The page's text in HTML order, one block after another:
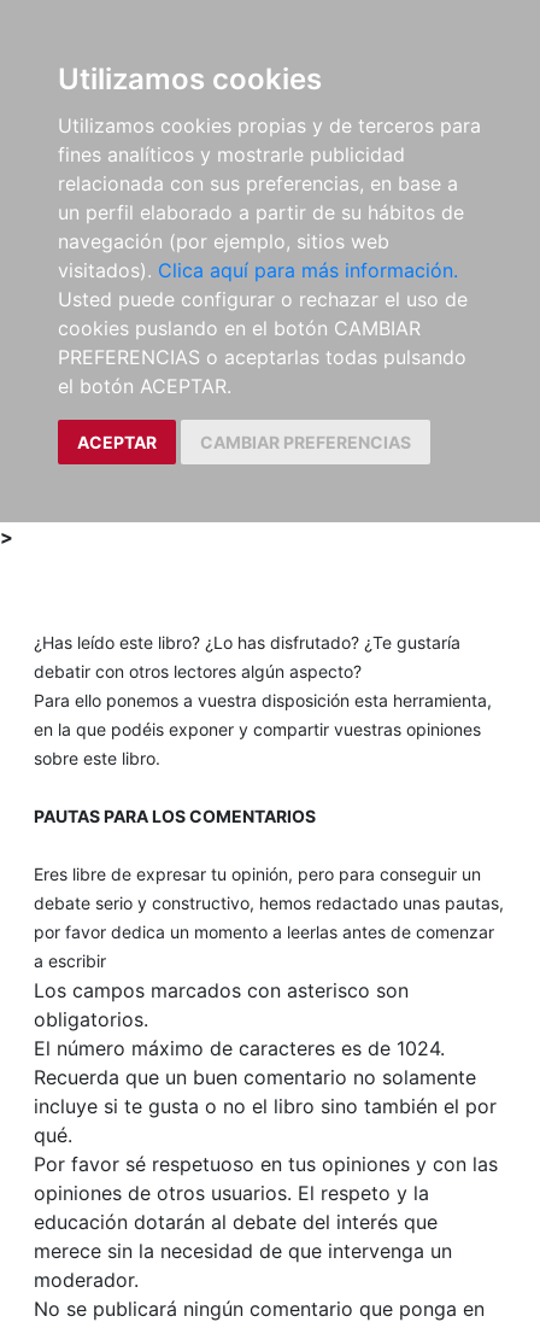
Utilizamos cookies
Utilizamos cookies propias y de terceros para
fines analíticos y mostrarle publicidad
relacionada con sus preferencias, en base a
un perfil elaborado a partir de su hábitos de
navegación (por ejemplo, sitios web
visitados). Clica aquí para más información.
Usted puede configurar o rechazar el uso de
cookies puslando en el botón CAMBIAR
PREFERENCIAS o aceptarlas todas pulsando
el botón ACEPTAR.
ACEPTAR CAMBIAR PREFERENCIAS
>
¿Has leído este libro? ¿Lo has disfrutado? ¿Te gustaría
debatir con otros lectores algún aspecto?
Para ello ponemos a vuestra disposición esta herramienta,
en la que podéis exponer y compartir vuestras opiniones
sobre este libro.
PAUTAS PARA LOS COMENTARIOS
Eres libre de expresar tu opinión, pero para conseguir un
debate serio y constructivo, hemos redactado unas pautas,
por favor dedica un momento a leerlas antes de comenzar
a escribir
Los campos marcados con asterisco son
obligatorios.
El número máximo de caracteres es de 1024.
Recuerda que un buen comentario no solamente
incluye si te gusta o no el libro sino también el por
qué.
Por favor sé respetuoso en tus opiniones y con las
opiniones de otros usuarios. El respeto y la
educación dotarán al debate del interés que
merece sin la necesidad de que intervenga un
moderador.
No se publicará ningún comentario que ponga en